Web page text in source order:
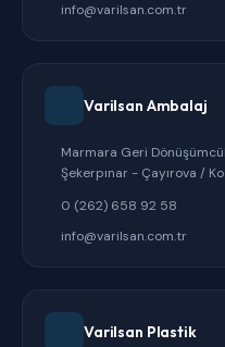
info@varilsan.com.tr
Varilsan Ambalaj
Marmara Geri
Şekerpınar - Çayırova /
0 (262) 658 92 58
info@varilsan.com.tr
Varilsan Plastik